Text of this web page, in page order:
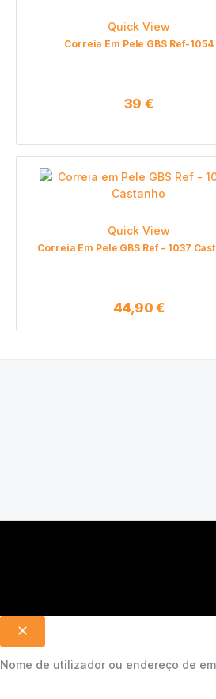
Quick View
Correia Em Pele GBS Ref-1054
39 €
Quick View
Correia Em Pele GBS Ref – 1037
44,90 €
Nome de utilizador ou endereço de